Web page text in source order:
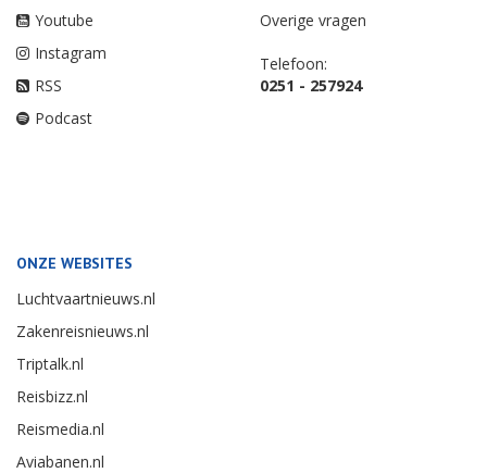
Youtube
Instagram
RSS
Podcast
Overige vragen
Telefoon:
0251 - 257924
ONZE WEBSITES
Luchtvaartnieuws.nl
Zakenreisnieuws.nl
Triptalk.nl
Reisbizz.nl
Reismedia.nl
Aviabanen.nl